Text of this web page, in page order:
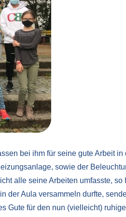
bei ihm für seine gute Arbeit in
sowie der
alle seine Arbeiten umfasste, so
der Aula versammeln durfte,
Gute für den nun (vielleicht)